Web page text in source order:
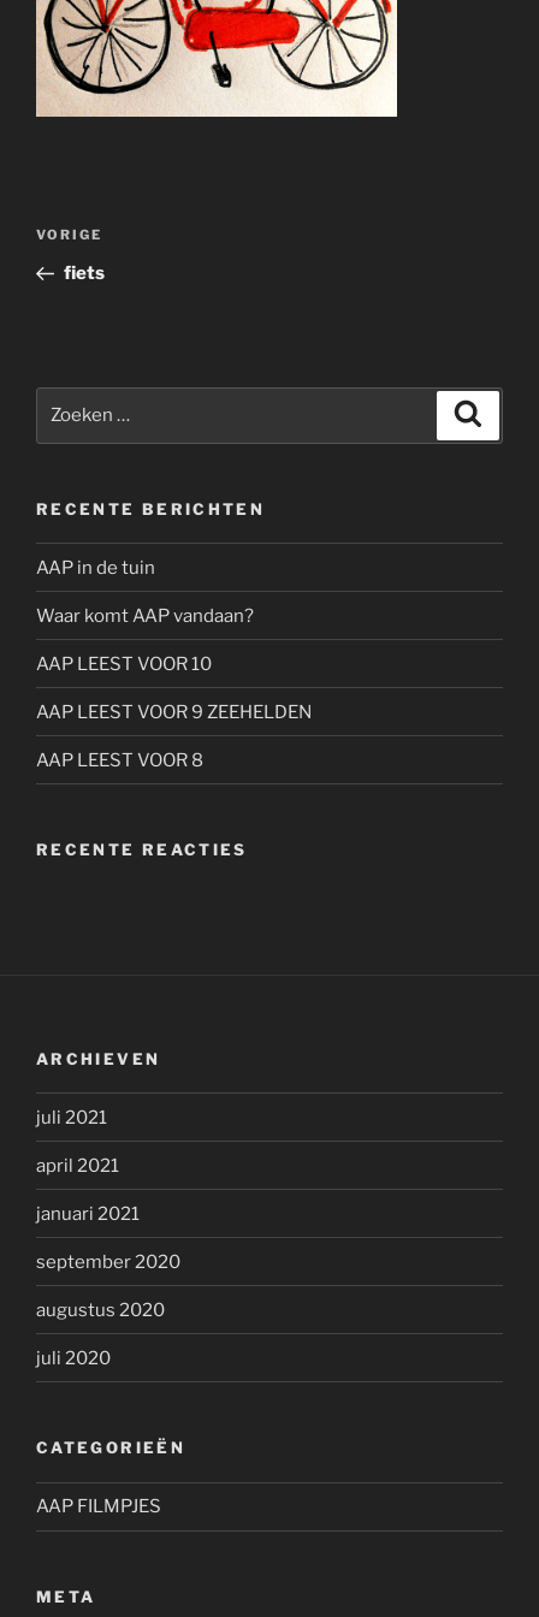
Bericht
Vorig
bericht
VORIGE
fiets
RECENTE BERICHTEN
AAP in de tuin
Waar komt AAP vandaan?
AAP LEEST VOOR 10
AAP LEEST VOOR 9 ZEEHELDEN
AAP LEEST VOOR 8
RECENTE REACTIES
ARCHIEVEN
juli 2021
april 2021
januari 2021
september 2020
augustus 2020
juli 2020
CATEGORIEËN
AAP FILMPJES
META